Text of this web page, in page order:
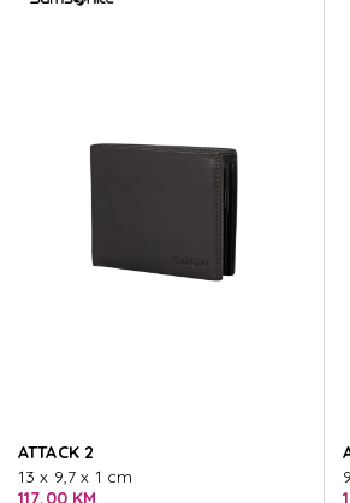
ATTACK 2
13 x 9,7 x 1 cm
117,00 KM